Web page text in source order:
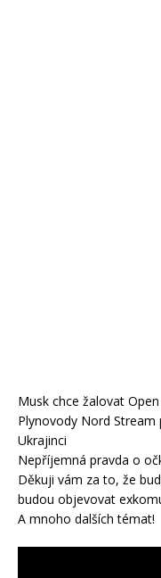
Musk chce žalovat
Plynovody Nord Stream
Ukrajinci
Nepříjemná pravda o
Děkuji vám za to, že
budou objevovat
A mnoho dalších témat!